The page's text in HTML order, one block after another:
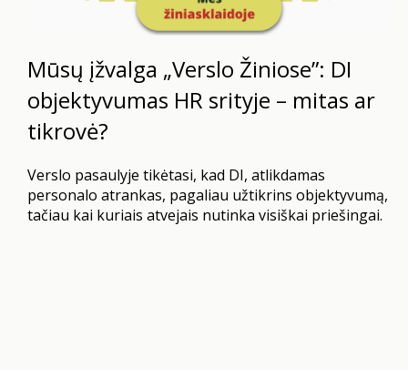
Mūsų įžvalga „Verslo Žiniose”: DI
objektyvumas HR srityje – mitas ar
tikrovė?
Verslo pasaulyje tikėtasi, kad DI, atlikdamas
personalo atrankas, pagaliau užtikrins objektyvumą,
tačiau kai kuriais atvejais nutinka visiškai priešingai.